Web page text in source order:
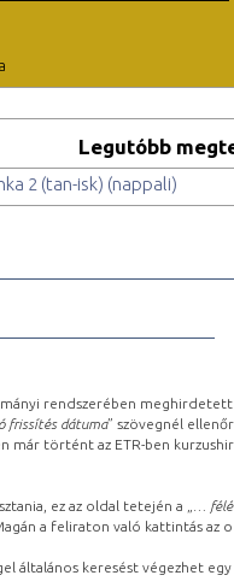
Legutóbb
2 (tan-isk) (nappali)
rendszerében
frissítés dátuma” szövegnél
már történt az ETR-ben
ez az oldal tetején a „
…
a feliraton való kattintás az
általános keresést végezhet